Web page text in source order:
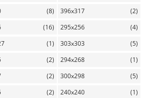
(8) 396x317 (2)
(16) 295x256 (4)
(1) 303x303 (5)
(2) 294x268 (1)
(2) 300x298 (5)
(2) 240x240 (1)